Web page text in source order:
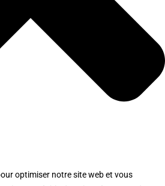
optimiser notre site web et vous